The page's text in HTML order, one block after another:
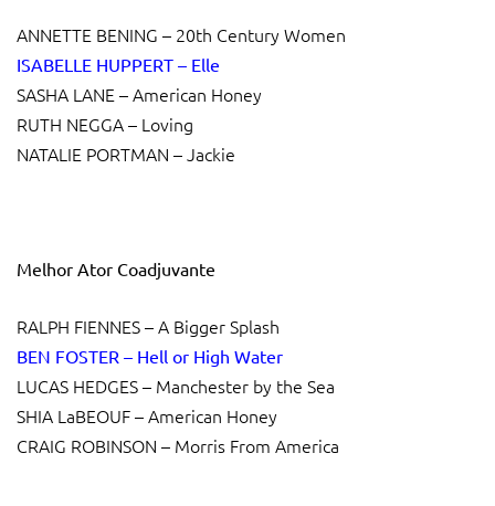
ANNETTE BENING – 20th Century Women
ISABELLE HUPPERT – Elle
SASHA LANE – American Honey
RUTH NEGGA – Loving
NATALIE PORTMAN – Jackie
Melhor Ator Coadjuvante
RALPH FIENNES – A Bigger Splash
BEN FOSTER – Hell or High Water
LUCAS HEDGES – Manchester by the Sea
SHIA LaBEOUF – American Honey
CRAIG ROBINSON – Morris From America